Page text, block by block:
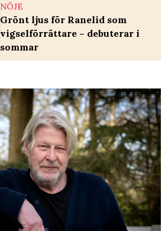
NÖJE
Grönt ljus för Ranelid som
vigselförrättare – debuterar i
sommar